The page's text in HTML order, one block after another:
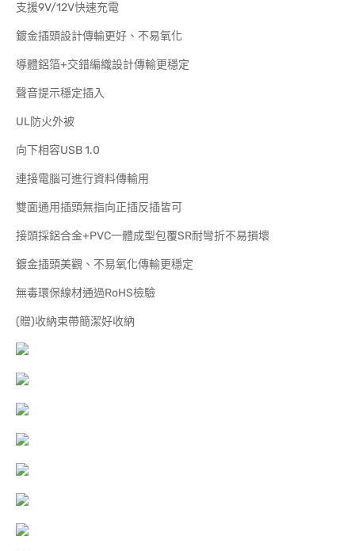
支援9V/12V快速充電
鍍金插頭設計傳輸更好、不易氧化
導體鋁箔+交錯編織設計傳輸更穩定
聲音提示穩定插入
UL防火外被
向下相容USB 1.0
連接電腦可進行資料傳輸用
雙面通用插頭無指向正插反插皆可
接頭採鋁合金+PVC一體成型包覆SR耐彎折不易損壞
鍍金插頭美觀、不易氧化傳輸更穩定
無毒環保線材通過RoHS檢驗
(贈)收納束帶簡潔好收納